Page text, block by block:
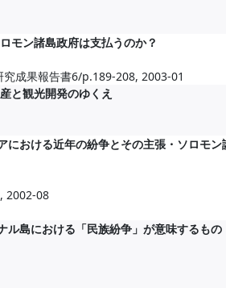
モン諸島政府は支払うのか？
成果報告書6/p.189-208, 2003-01
と観光開発のゆくえ
における近年の紛争とその主張・ソロモ
2002-08
ル島における「民族紛争」が意味するもの